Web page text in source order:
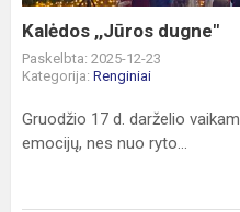
Kalėdos ,,Jūros dugne"
Paskelbta: 2025-12-23
Kategorija: Renginiai
Gruodžio 17 d. darželio
emocijų, nes nuo ryto...